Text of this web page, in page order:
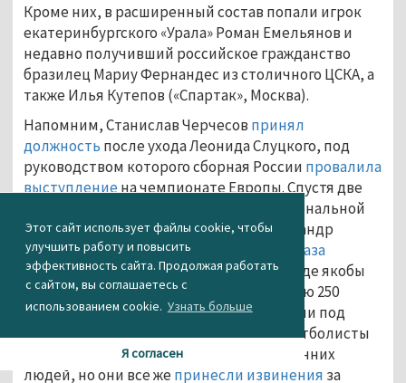
Этот сайт использует файлы cookie, чтобы
улучшить работу и повысить
эффективность сайта. Продолжая работать
с сайтом, вы соглашаетесь с
использованием cookie. Узнать больше
Я согласен
Кроме них, в расширенный состав попали игрок
екатеринбургского «Урала» Роман Емельянов и
недавно получивший российское гражданство
бразилец Мариу Фернандес из столичного ЦСКА, а
также Илья Кутепов («Спартак», Москва).
Напомним, Станислав Черчесов принял
должность после ухода Леонида Слуцкого, под
руководством которого сборная России провалила
выступление на чемпионате Европы. Спустя две
недели после вылета российской национальной
команды с турнира два её игрока Александр
Кокорин и Павел Мамаев
попались на глаза
публикев ночном клубе Монте-Карло, где якобы
заказали шампанское общей стоимостью 250
тысяч евро, которое официанты вынесли под
гимн России. Позже выяснилось, что футболисты
случайно попали на вечеринку посторонних
людей, но они всё же принесли извинения за